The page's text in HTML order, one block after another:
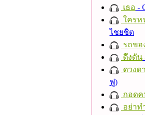
เธอ -
ใครห
ไชยชิต
รถขอ
ดึงดัน
ดวงด
ฟู)
กอดค
อย่าท